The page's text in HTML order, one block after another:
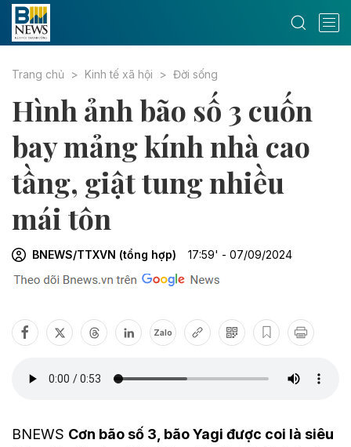
Trang chủ Kinh tế xã hội Đời sống
Hình ảnh bão số 3 cuốn
bay mảng kính nhà cao
tầng, giật tung nhiều
mái tôn
BNEWS/TTXVN (tổng hợp) 17:59' - 07/09/2024
Zalo
BNEWS Cơn bão số 3, bão Yagi được coi là siêu